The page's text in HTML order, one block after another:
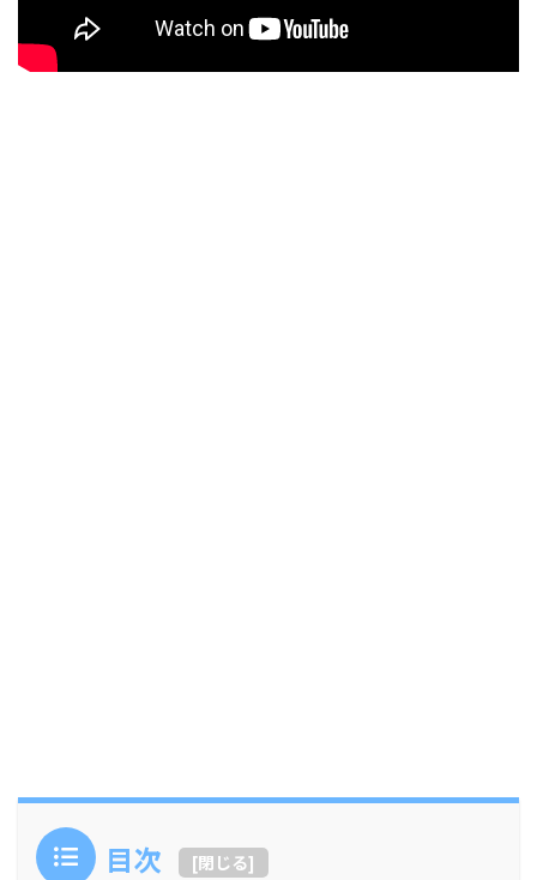
目次 [閉じる]